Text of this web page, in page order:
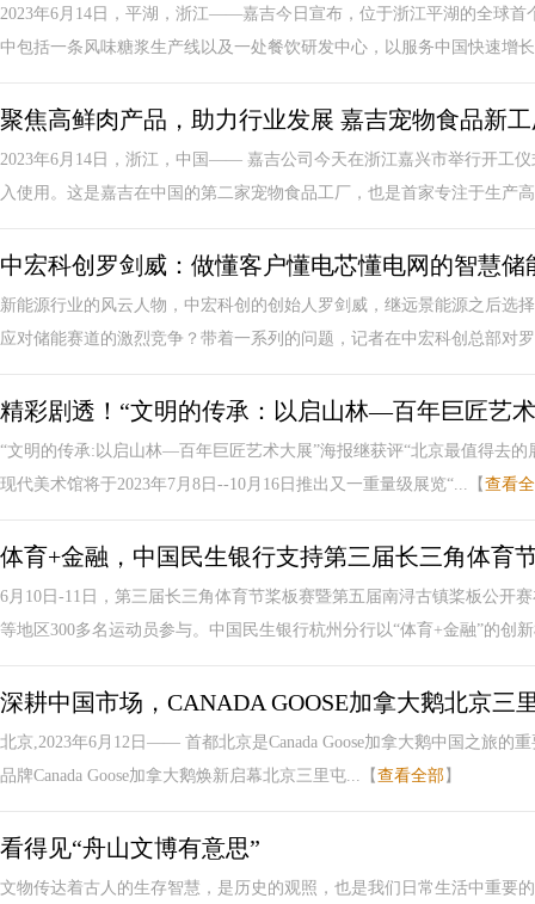
2023年6月14日，平湖，浙江——嘉吉今日宣布，位于浙江平湖的全球
中包括一条风味糖浆生产线以及一处餐饮研发中心，以服务中国快速增
聚焦高鲜肉产品，助力行业发展 嘉吉宠物食品新
2023年6月14日，浙江，中国—— 嘉吉公司今天在浙江嘉兴市举行开工
入使用。这是嘉吉在中国的第二家宠物食品工厂，也是首家专注于生产
中宏科创罗剑威：做懂客户懂电芯懂电网的智慧储
新能源行业的风云人物，中宏科创的创始人罗剑威，继远景能源之后选
应对储能赛道的激烈竞争？带着一系列的问题，记者在中宏科创总部对
精彩剧透！“文明的传承：以启山林—百年巨匠艺
“文明的传承:以启山林—百年巨匠艺术大展”海报继获评“北京最值得去
现代美术馆将于2023年7月8日--10月16日推出又一重量级展览“...【 查看
体育+金融，中国民生银行支持第三届长三角体育
6月10日-11日，第三届长三角体育节桨板赛暨第五届南浔古镇桨板公开
等地区300多名运动员参与。中国民生银行杭州分行以“体育+金融”的创
深耕中国市场，CANADA GOOSE加拿大鹅北京三
北京,2023年6月12日—— 首都北京是Canada Goose加拿大鹅中国之旅的
品牌Canada Goose加拿大鹅焕新启幕北京三里屯...【 查看全部 】
看得见“舟山文博有意思”
文物传达着古人的生存智慧，是历史的观照，也是我们日常生活中重要